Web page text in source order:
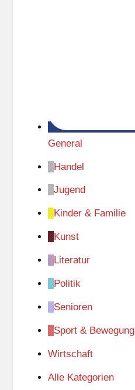
General
Handel
Jugend
Kinder & Familie
Kunst
Literatur
Politik
Senioren
Sport & Bewegung
Wirtschaft
Alle Kategorien